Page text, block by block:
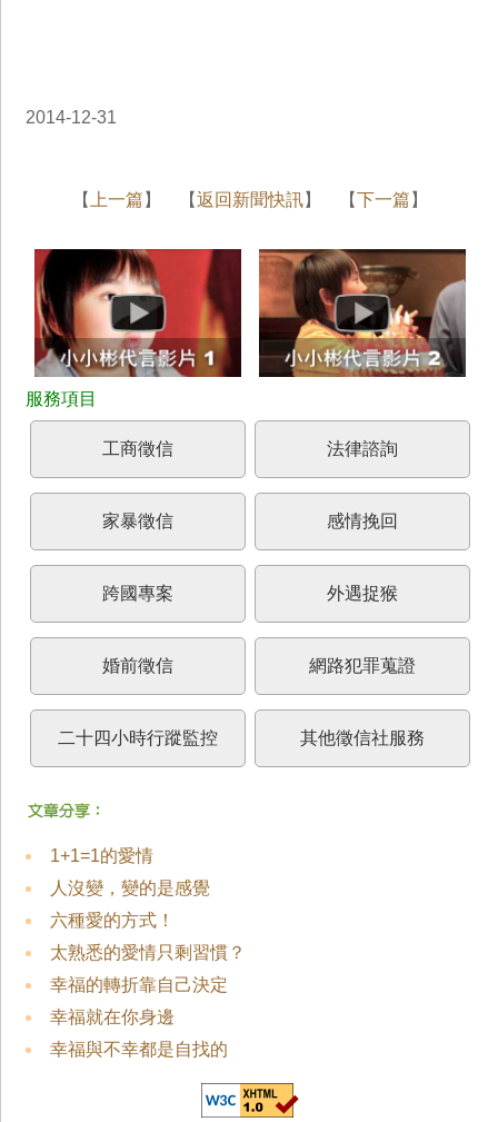
2014-12-31
【 上一篇 】 【返回新聞快訊】 【下一篇 】
工商徵信 法律諮詢
家暴徵信 感情挽回
跨國專案 外遇捉猴
婚前徵信 網路犯罪蒐證
二十四小時行蹤監控 其他徵信社服務
1+1=1的愛情
人沒變，變的是感覺
六種愛的方式！
太熟悉的愛情只剩習慣？
幸福的轉折靠自己決定
幸福就在你身邊
幸福與不幸都是自找的